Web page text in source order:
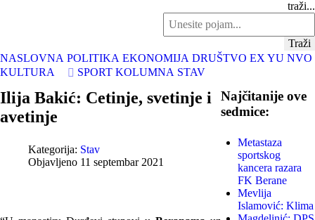
traži...
Traži
NASLOVNA POLITIKA EKONOMIJA DRUŠTVO EX YU NVO
KULTURA
SPORT KOLUMNA STAV
Ilija Bakić: Cetinje, svetinje i
avetinje
Kategorija: Stav
Objavljeno 11 septembar 2021
Najčitanije ove
sedmice:
Metastaza
sportskog
kancera razara
FK Berane
Mevlija
Islamović: Klima